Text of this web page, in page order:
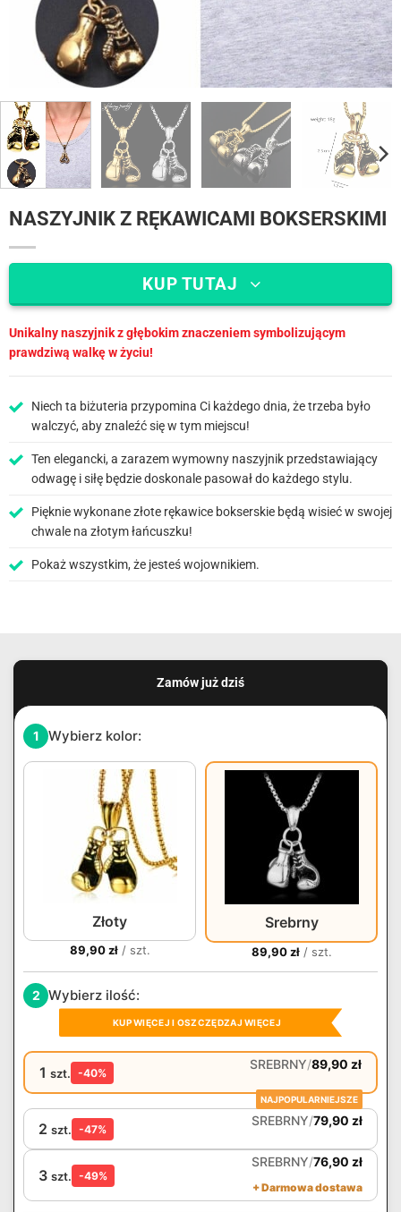
NASZYJNIK Z RĘKAWICAMI BOKSERSKIMI
KUP TUTAJ
Unikalny naszyjnik z głębokim znaczeniem symbolizującym
prawdziwą walkę w życiu!
Niech ta biżuteria przypomina Ci każdego dnia, że trzeba było
walczyć, aby znaleźć się w tym miejscu!
Ten elegancki, a zarazem wymowny naszyjnik przedstawiający
odwagę i siłę będzie doskonale pasował do każdego stylu.
Pięknie wykonane złote rękawice bokserskie będą wisieć w swojej
chwale na złotym łańcuszku!
Pokaż wszystkim, że jesteś wojownikiem.
Zamów już dziś
1 Wybierz kolor:
Złoty
89,90zł/ szt.
Srebrny
89,90zł/ szt.
2 Wybierz ilość:
KUP WIĘCEJ I OSZCZĘDZAJ WIĘCEJ
1 szt. -40%
SREBRNY/89,90 zł
NAJPOPULARNIEJSZE
2 szt. -47%
SREBRNY/79,90 zł
3 szt. -49%
SREBRNY/76,90 zł
+ Darmowa dostawa